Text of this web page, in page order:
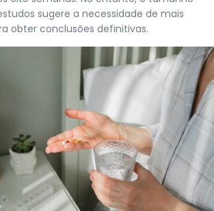
sugere a necessidade de mais
obter conclusões definitivas.